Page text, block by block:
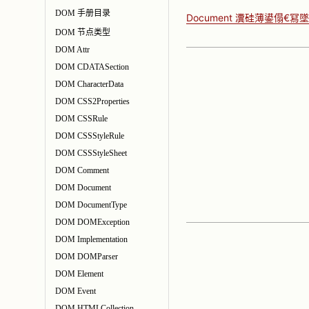
DOM 手册目录
DOM 节点类型
DOM Attr
DOM CDATASection
DOM CharacterData
DOM CSS2Properties
DOM CSSRule
DOM CSSStyleRule
DOM CSSStyleSheet
DOM Comment
DOM Document
DOM DocumentType
DOM DOMException
DOM Implementation
DOM DOMParser
DOM Element
DOM Event
Document 瀵硅薄鍙傝€冩